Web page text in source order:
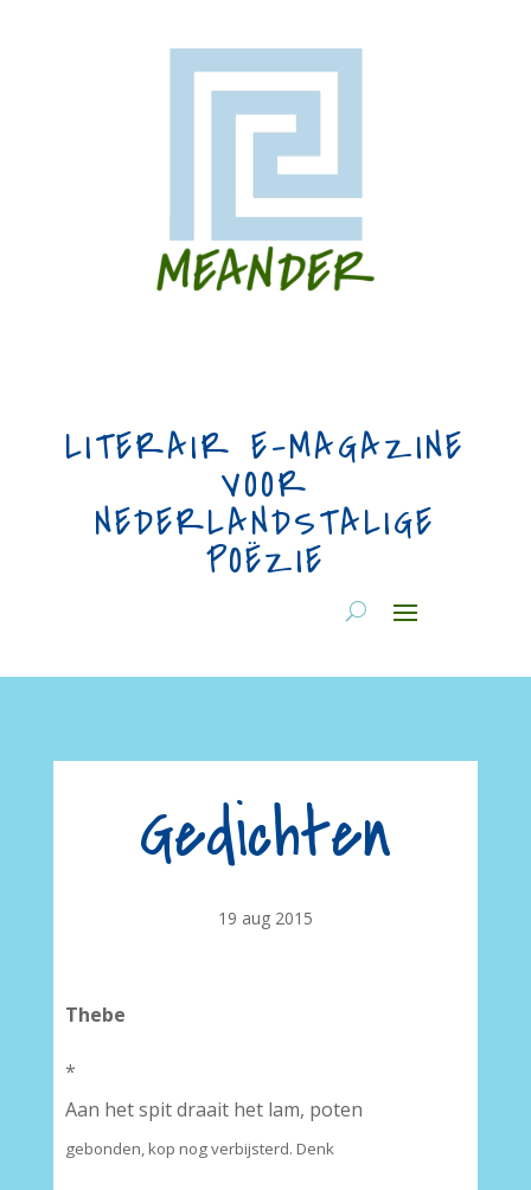
LITERAIR E-MAGAZINE
VOOR
NEDERLANDSTALIGE
POËZIE
Gedichten
19 aug 2015
Thebe
*
Aan het spit draait het lam, poten
gebonden, kop nog verbijsterd. Denk